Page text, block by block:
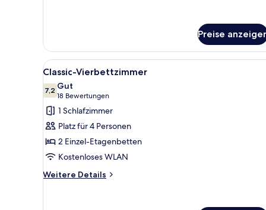
Bett
Preise
Alle
Fotos
für
Classic-
Vierbettzimmer
anzeigen
Ein Schlafraum mit
5
Classic-Vierbettzimmer
7,27,2 von 10
Gut
18 Bewertungen
(18
Bewertungen)
1 Schlafzimmer
Platz für 4 Personen
2 Einzel-Etagenbetten
Kostenloses WLAN
Weitere Details
Weitere